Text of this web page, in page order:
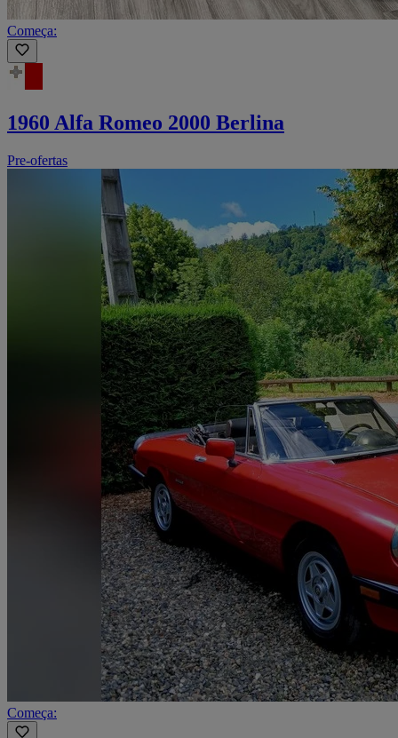
Começa:
1960 Alfa Romeo 2000 Berlina
Pre-ofertas
Começa: